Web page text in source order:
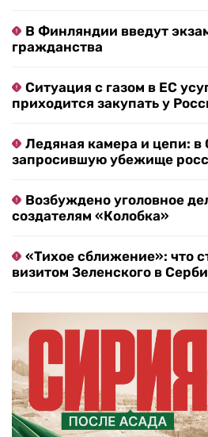
В Финляндии введут
гражданства
Ситуация с газом в ЕС
приходится закупать у
Ледяная камера и цепи:
запросившую убежище
Возбуждено уголовное
создателям «Колобка»
«Тихое сближение»: что
визитом Зеленского в